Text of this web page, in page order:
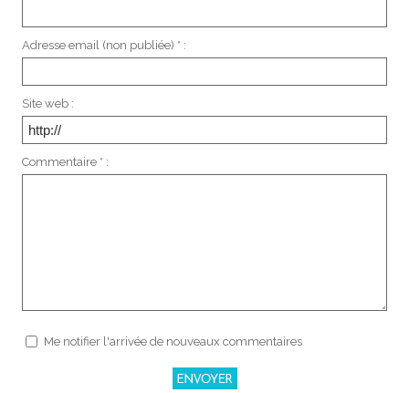
Adresse email (non publiée) * :
Site web :
Commentaire * :
Me notifier l'arrivée de nouveaux commentaires